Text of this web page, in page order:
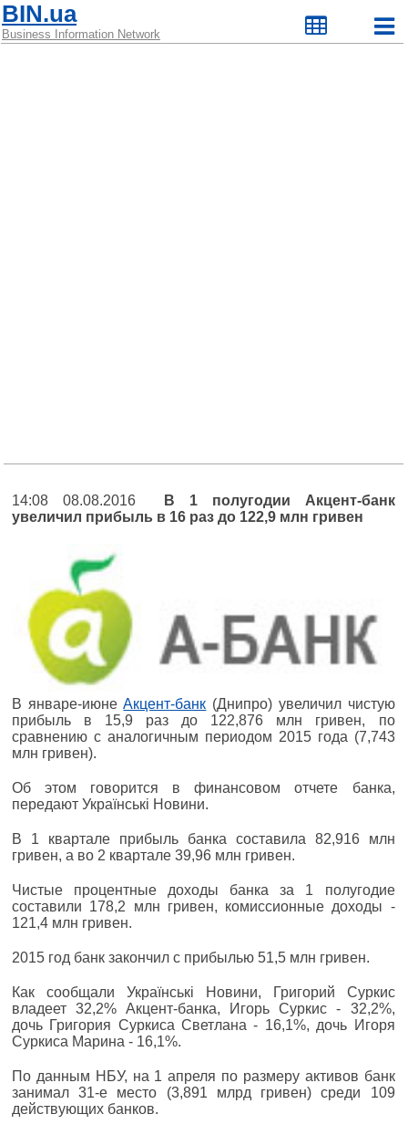
BIN.ua
Business Information Network
14:08 08.08.2016
В 1 полугодии Акцент-банк
увеличил прибыль в 16 раз до 122,9 млн гривен
В январе-июнеАкцент-банк (Днипро) увеличил чистую
прибыль в 15,9 раз до 122,876 млн гривен, по
сравнению с аналогичным периодом 2015 года (7,743
млн гривен).
Об этом говорится в финансовом отчете банка,
передают Українські Новини.
В 1 квартале прибыль банка составила 82,916 млн
гривен, а во 2 квартале 39,96 млн гривен.
Чистые процентные доходы банка за 1 полугодие
составили 178,2 млн гривен, комиссионные доходы -
121,4 млн гривен.
2015 год банк закончил с прибылью 51,5 млн гривен.
Как сообщали Українські Новини, Григорий Суркис
владеет 32,2% Акцент-банка, Игорь Суркис - 32,2%,
дочь Григория Суркиса Светлана - 16,1%, дочь Игоря
Суркиса Марина - 16,1%.
По данным НБУ, на 1 апреля по размеру активов банк
занимал 31-е место (3,891 млрд гривен) среди 109
действующих банков.